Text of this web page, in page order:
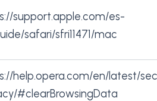
support.apple.com/es-
safari/sfri11471/mac
help.opera.com/en/latest/
#clearBrowsingData